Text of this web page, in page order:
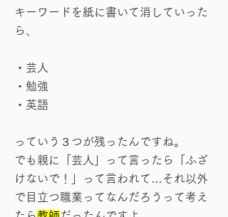
キーワードを紙に書いて消していった
ら、
・芸人
・勉強
・英語
っていう３つが残ったんですね。
でも親に「芸人」って言ったら「ふざ
けないで！」って言われて…それ以外
で目立つ職業ってなんだろうって考え